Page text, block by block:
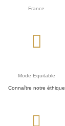
France
Mode Equitable
Connaître notre éthique